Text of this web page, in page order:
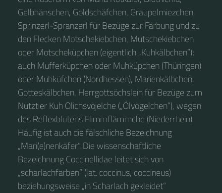
Gelbhänschen, Goldschäfchen, Graupelmiezchen,
Sprinzerl-Spranzerl für Bezüge zur Färbung und zu
den Flecken Motschekiebchen, Mutschekiebchen
oder Motscheküpchen (eigentlich „Kuhkälbchen“);
auch Mufferküpchen oder Muhküpchen (Thüringen)
oder Muhküfchen (Nordhessen), Marienkälbchen,
Gotteskälbchen, Herrgottsöchslein für Bezüge zum
Nutztier Kuh Olichsvöjelche („Ölvögelchen“), wegen
des Reflexblutens Flimmflämmche (Niederrhein)
Häufig ist auch die fälschliche Bezeichnung
„Mari(e)nenkäfer“. Die wissenschaftliche
Bezeichnung Coccinellidae leitet sich von
„scharlachfarben“ (lat. coccinus, coccineus)
beziehungsweise „in Scharlach gekleidet“